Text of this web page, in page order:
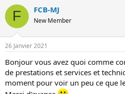
F FCB-MJ
New Member
26 Janvier 2021
Bonjour vous avez quoi comme
de prestations et services et
moment pour voir un peu ce que